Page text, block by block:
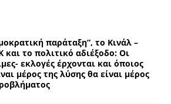
παράταξη”, το Κινάλ –
και το πολιτικό αδιέξοδο: Οι
εκλογές έρχονται και όποιος
μέρος της λύσης θα είναι μέρος